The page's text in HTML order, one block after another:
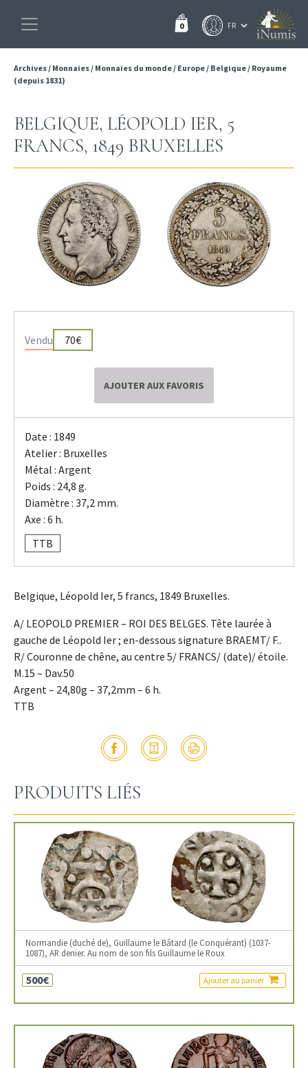
0
Archives/ Monnaies/ Monnaies du monde/ Europe/ Belgique/ Royaume
(depuis 1831)
BELGIQUE, LÉOPOLD IER, 5
FRANCS, 1849 BRUXELLES
Vendu 70€
AJOUTER AUX FAVORIS
Date : 1849
Atelier : Bruxelles
Métal : Argent
Poids : 24,8 g.
Diamètre : 37,2 mm.
Axe : 6 h.
TTB
Belgique, Léopold Ier, 5 francs, 1849 Bruxelles.
A/ LEOPOLD PREMIER – ROI DES BELGES. Tête laurée à
gauche de Léopold Ier ; en-dessous signature BRAEMT/ F..
R/ Couronne de chêne, au centre 5/ FRANCS/ (date)/ étoile.
M.15 – Dav.50
Argent – 24,80g – 37,2mm – 6 h.
TTB
PRODUITS LIÉS
Normandie (duché de), Guillaume le Bâtard (le Conquérant) (1037-
1087), AR denier. Au nom de son fils Guillaume le Roux
500€ Ajouter au panier